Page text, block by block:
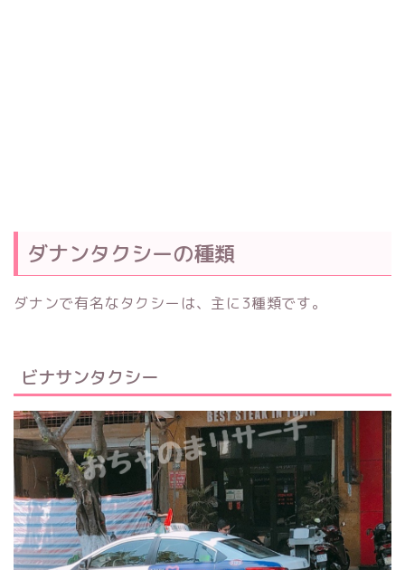
ダナンタクシーの種類
ダナンで有名なタクシーは、主に3種類です。
ビナサンタクシー